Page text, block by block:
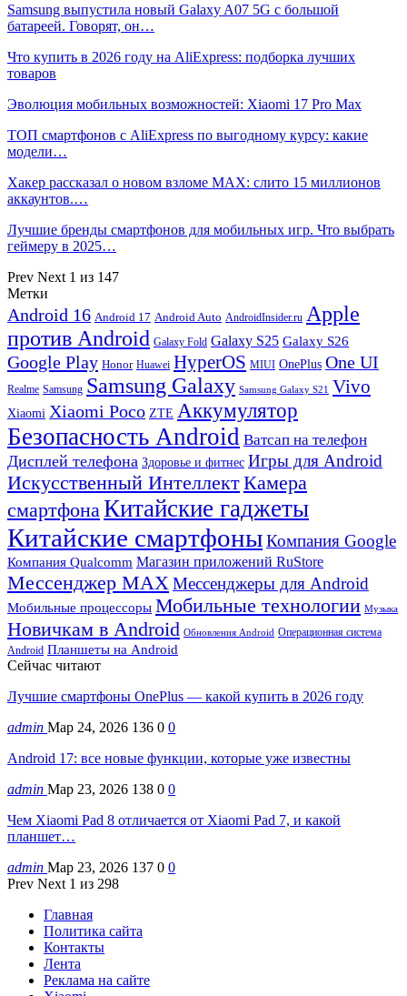
Samsung выпустила новый Galaxy A07 5G с большой
батареей. Говорят, он…
Что купить в 2026 году на AliExpress: подборка лучших
товаров
Эволюция мобильных возможностей: Xiaomi 17 Pro Max
ТОП смартфонов с AliExpress по выгодному курсу: какие
модели…
Хакер рассказал о новом взломе MAX: слито 15 миллионов
аккаунтов.…
Лучшие бренды смартфонов для мобильных игр. Что выбрать
геймеру в 2025…
Prev Next 1 из 147
Метки
Android 16 Android 17 Android Auto AndroidInsider.ru Apple
против Android Galaxy Fold Galaxy S25 Galaxy S26
Google Play Honor Huawei HyperOS MIUI OnePlus One UI
Realme Samsung Samsung Galaxy Samsung Galaxy S21 Vivo
Xiaomi Xiaomi Poco ZTE Аккумулятор
Безопасность Android Ватсап на телефон
Дисплей телефона Здоровье и фитнес Игры для Android
Искусственный ИнтеллектКамера
смартфона Китайские гаджеты
Китайские смартфоныКомпания Google
Компания Qualcomm Магазин приложений RuStore
Мессенджер MAX Мессенджеры для Android
Мобильные процессоры Мобильные технологии Музыка
Новичкам в Android Обновления Android Операционная система
Android Планшеты на Android
Сейчас читают
Лучшие смартфоны OnePlus — какой купить в 2026 году
admin Мар 24, 2026 136 0 0
Android 17: все новые функции, которые уже известны
admin Мар 23, 2026 138 0 0
Чем Xiaomi Pad 8 отличается от Xiaomi Pad 7, и какой
планшет…
admin Мар 23, 2026 137 0 0
Prev Next 1 из 298
Главная
Политика сайта
Контакты
Лента
Реклама на сайте